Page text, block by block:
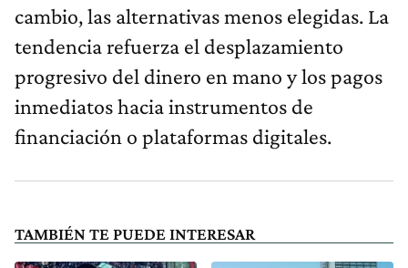
cambio, las alternativas menos elegidas. La
tendencia refuerza el desplazamiento
progresivo del dinero en mano y los pagos
inmediatos hacia instrumentos de
financiación o plataformas digitales.
TAMBIÉN TE PUEDE INTERESAR